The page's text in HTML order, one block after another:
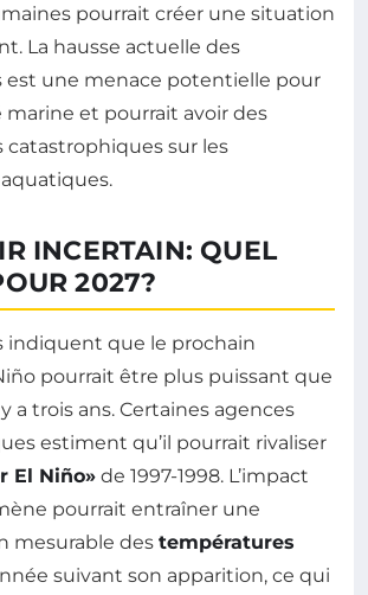
pourrait créer une situation
La hausse actuelle des
est une menace potentielle pour
marine et pourrait avoir des
catastrophiques sur les
INCERTAIN: QUEL
2027?
indiquent que le prochain
pourrait être plus puissant que
a trois ans. Certaines agences
estiment qu’il pourrait rivaliser
El Niño» de 1997-1998. L’impact
pourrait entraîner une
mesurable des températures
suivant son apparition, ce qui